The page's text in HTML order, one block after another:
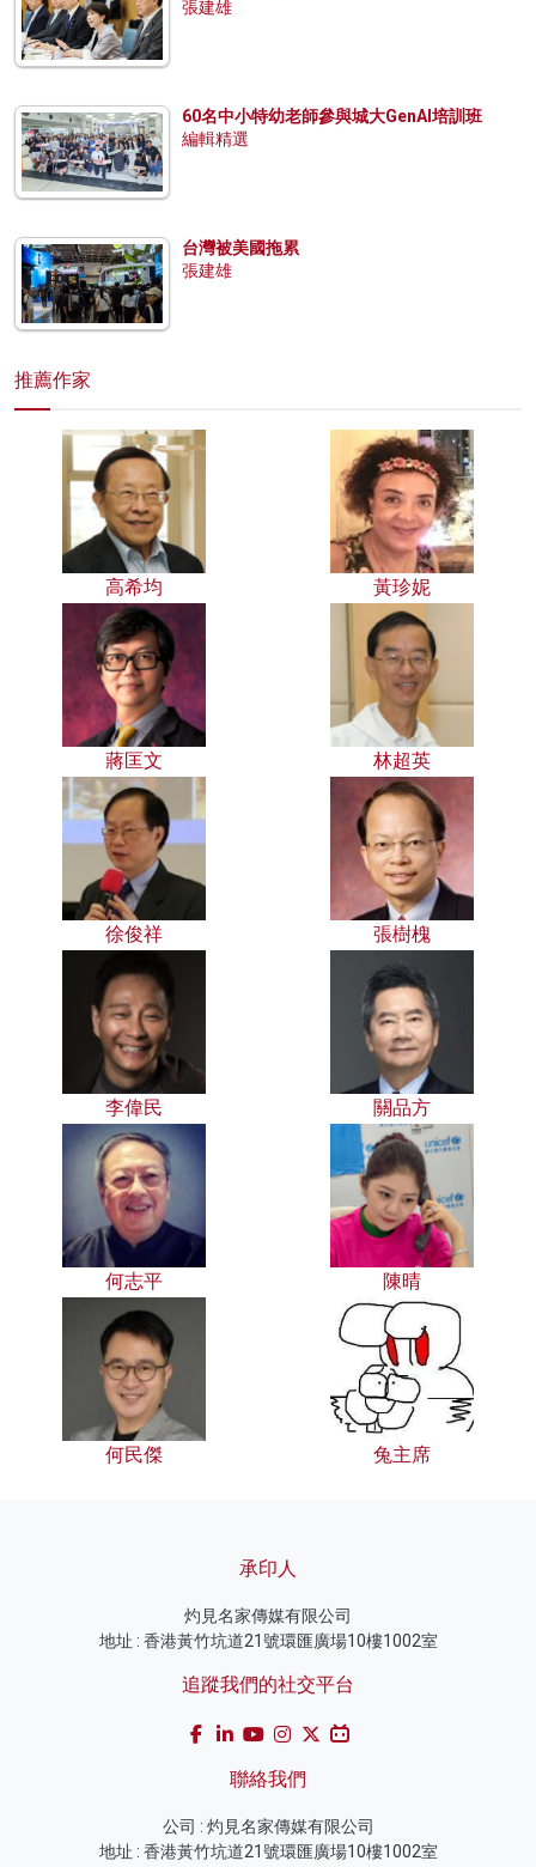
張建雄
60名中小特幼老師參與城大GenAI培訓班
編輯精選
台灣被美國拖累
張建雄
推薦作家
高希均 黃珍妮
蔣匡文 林超英
徐俊祥 張樹槐
李偉民 關品方
何志平 陳晴
何民傑 兔主席
承印人
灼見名家傳媒有限公司
地址 : 香港黃竹坑道21號環匯廣場10樓1002室
追蹤我們的社交平台
聯絡我們
公司 : 灼見名家傳媒有限公司
地址 : 香港黃竹坑道21號環匯廣場10樓1002室